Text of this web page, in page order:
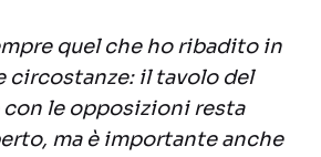
quel che ho ribadito in
circostanze: il tavolo del
le opposizioni resta
ma è importante anche